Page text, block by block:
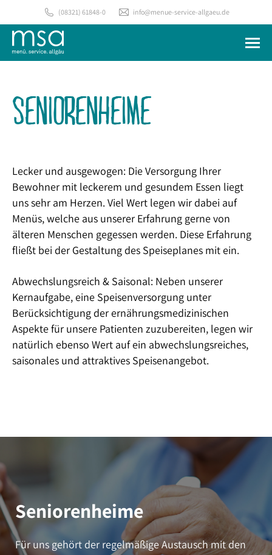
(08321) 61848-0 info@menue-service-allgaeu.de
SENIORENHEIME
Lecker und ausgewogen: Die Versorgung Ihrer
Bewohner mit leckerem und gesundem Essen liegt
uns sehr am Herzen. Viel Wert legen wir dabei auf
Menüs, welche aus unserer Erfahrung gerne von
älteren Menschen gegessen werden. Diese Erfahrung
fließt bei der Gestaltung des Speiseplanes mit ein.
Abwechslungsreich & Saisonal: Neben unserer
Kernaufgabe, eine Speisenversorgung unter
Berücksichtigung der ernährungsmedizinischen
Aspekte für unsere Patienten zuzubereiten, legen wir
natürlich ebenso Wert auf ein abwechslungsreiches,
saisonales und attraktives Speisenangebot.
Seniorenheime
Für uns gehört der regelmäßige Austausch mit den